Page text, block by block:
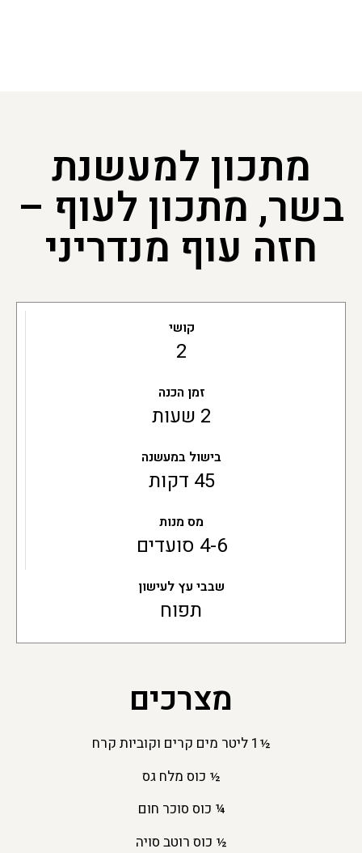
מתכון למעשנת
בשר, מתכון לעוף –
חזה עוף מנדריני
קושי
2
זמן הכנה
2 שעות
בישול במעשנה
45 דקות
מס מנות
4-6 סועדים
שבבי עץ לעישון
תפוח
מצרכים
½1 ליטר מים קרים וקוביות קרח
½ כוס מלח גס
¼ כוס סוכר חום
½ כוס רוטב סויה